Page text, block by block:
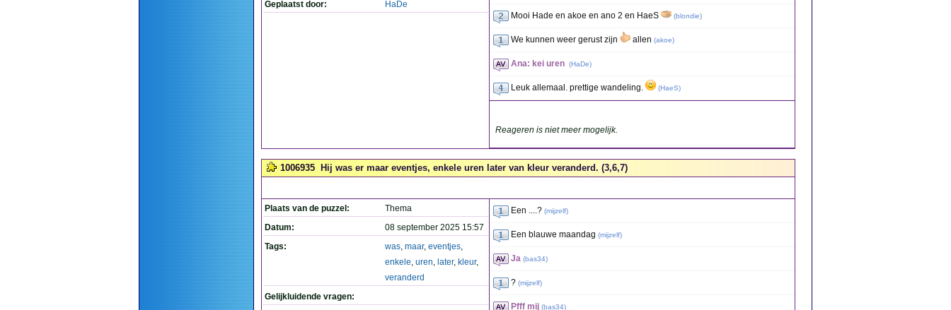
Geplaatst door: HaDe
Mooi Hade en akoe en ano 2 en HaeS (blondie)
We kunnen weer gerust zijn allen (akoe)
Ana: kei uren (HaDe)
Leuk allemaal. prettige wandeling. (HaeS)
Reageren is niet meer mogelijk.
1006935 Hij was er maar eventjes, enkele uren later van kleur veranderd. (3,6,7)
Plaats van de puzzel:
Thema
Datum:
08 september 2025 15:57
Tags:
was, maar, eventjes,
enkele, uren, later, kleur,
veranderd
Gelijkluidende vragen:
Een ....? (mijzelf)
Een blauwe maandag (mijzelf)
Ja (bas34)
? (mijzelf)
Pfff mij (bas34)